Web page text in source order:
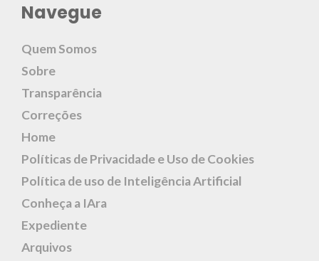
Navegue
Quem Somos
Sobre
Transparência
Correções
Home
Políticas de Privacidade e Uso de Cookies
Política de uso de Inteligência Artificial
Conheça a IAra
Expediente
Arquivos